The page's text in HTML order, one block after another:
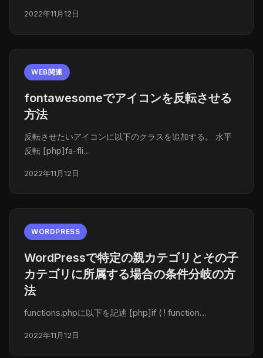
2022年11月12日
WEB関連
fontawesomeでアイコンを反転させる
方法
反転させたいアイコンに以下のクラスを追加する。 水平
反転 [php]fa-fli…
2022年11月12日
WORDPRESS
WordPressで特定の親カテゴリとその子
カテゴリに所属する場合の条件分岐の方
法
functions.phpに以下を記述 [php]if ( ! function…
2022年11月12日